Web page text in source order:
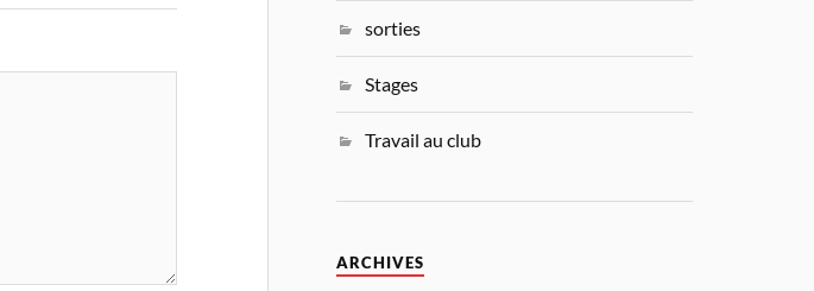
sorties
Stages
Travail au club
ARCHIVES